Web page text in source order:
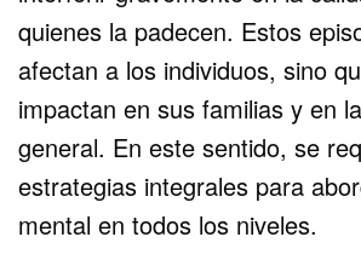
quienes la padecen. Estos
afectan a los individuos, sino
impactan en sus familias y en
general. En este sentido, se
estrategias integrales para
mental en todos los niveles.